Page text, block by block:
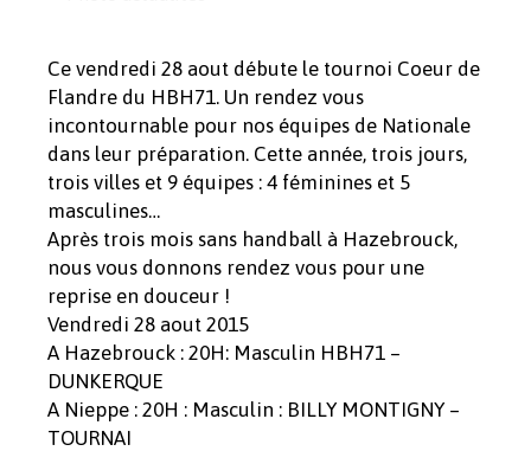
Ce vendredi 28 aout débute le tournoi Coeur de
Flandre du HBH71. Un rendez vous
incontournable pour nos équipes de Nationale
dans leur préparation. Cette année, trois jours,
trois villes et 9 équipes : 4 féminines et 5
masculines…
Après trois mois sans handball à Hazebrouck,
nous vous donnons rendez vous pour une
reprise en douceur !
Vendredi 28 aout 2015
A Hazebrouck : 20H: Masculin HBH71 –
DUNKERQUE
A Nieppe : 20H : Masculin : BILLY MONTIGNY –
TOURNAI